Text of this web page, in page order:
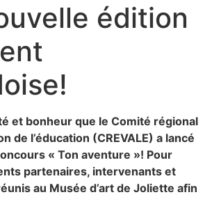
édition
et bonheur que le Comité régional
de l’éducation (CREVALE) a lancé
« Ton aventure »! Pour
partenaires, intervenants et
au Musée d’art de Joliette afin